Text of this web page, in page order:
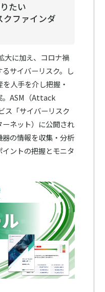
たい
クファインダ
大に加え、コロナ禍
サイバーリスク。し
人手を介し把握・
。ASM（Attack
「サイバーリスク
ネット）に公開され
の情報を収集・分析
ントの把握とモニタ